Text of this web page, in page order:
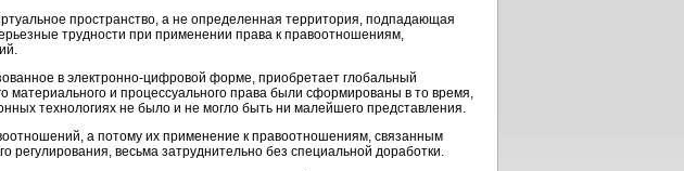
пространство, а не определенная территория, подпадающая
трудности при применении права к правоотношениям,
в электронно-цифровой форме, приобретает глобальный
и процессуального права были сформированы в то время,
технологиях не было и не могло быть ни малейшего представления.
а потому их применение к правоотношениям, связанным
регулирования, весьма затруднительно без специальной доработки.